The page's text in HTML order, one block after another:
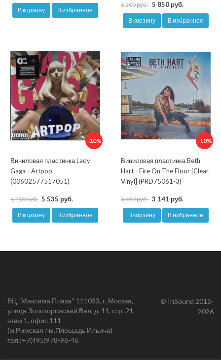
В корзину В избранное
6 500 руб. 5 850 руб.
В корзину В избранное
-10%
Виниловая пластинка Lady
Gaga - Artpop
(00602577517051)
6 150 руб. 5 535 руб.
В корзину В избранное
-10%
Виниловая пластинка Beth
Hart - Fire On The Floor [Clear
Vinyl] (PRD75061-3)
3 490 руб. 3 141 руб.
В корзину В избранное
БЦ “Максима Плаза“ 111033, г. Москва,
улица Золоторожский Вал, д. 11, стр. 21,
этаж 1, офис 111
(м.Римская / м.Площадь Ильича)
тел.:+7(495)978-96-46
© InSound 2015-
2026